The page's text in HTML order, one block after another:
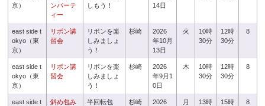
京）
ンパーテ
ィー
しもう！
14日
east side t
okyo（東
京）
リボン講
習会
リボンを楽
しみましょ
う！
杉崎
2026
年10月
13日
火
10時
30分
12時
30分
8
east side t
okyo（東
京）
リボン講
習会
リボンを楽
しみましょ
う！
杉崎
2026
年9月1
0日
木
10時
30分
12時
30分
8
east side t
斜め包み
半回転包
杉崎
2026
月
13時
15時
8